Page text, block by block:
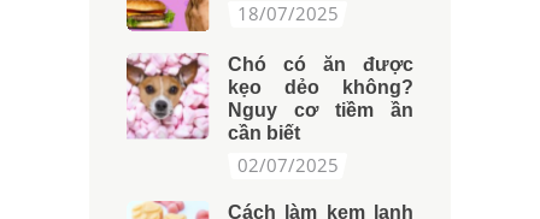
18/07/2025
Chó có ăn được
kẹo dẻo không?
Nguy cơ tiềm ần
cần biết
02/07/2025
Cách làm kem lạnh